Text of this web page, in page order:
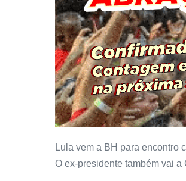
Lula vem a BH para encontro
O ex-presidente também vai a